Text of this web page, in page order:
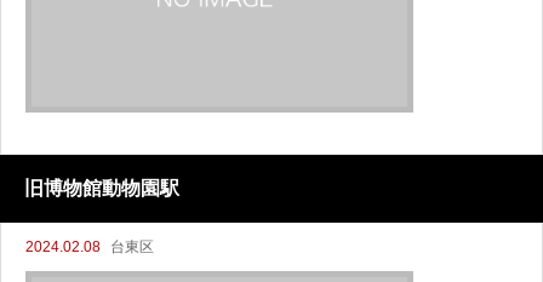
旧博物館動物園駅
2024.02.08 台東区